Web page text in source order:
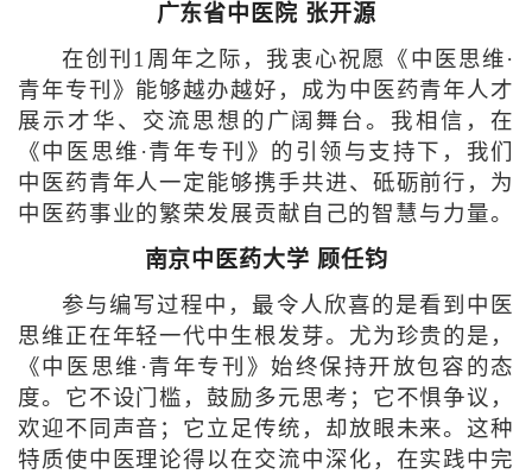
广东省中医院 张开源
在创刊1周年之际，我衷心祝愿《中医思维·
青年专刊》能够越办越好，成为中医药青年人才
展示才华、交流思想的广阔舞台。我相信，在
《中医思维·青年专刊》的引领与支持下，我们
中医药青年人一定能够携手共进、砥砺前行，为
中医药事业的繁荣发展贡献自己的智慧与力量。
南京中医药大学 顾任钧
参与编写过程中，最令人欣喜的是看到中医
思维正在年轻一代中生根发芽。尤为珍贵的是，
《中医思维·青年专刊》始终保持开放包容的态
度。它不设门槛，鼓励多元思考；它不惧争议，
欢迎不同声音；它立足传统，却放眼未来。这种
特质使中医理论得以在交流中深化，在实践中完